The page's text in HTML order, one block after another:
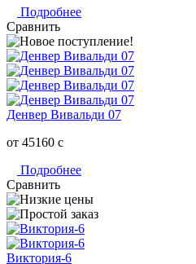
Подробнее
Сравнить
Денвер Вивальди 07
от 45160 c
Подробнее
Сравнить
Виктория-6